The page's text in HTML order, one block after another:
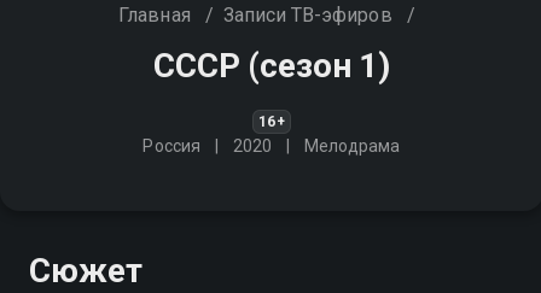
Главная / Записи ТВ-эфиров /
СССР (сезон 1)
16+
Россия 2020 Мелодрама
Сюжет